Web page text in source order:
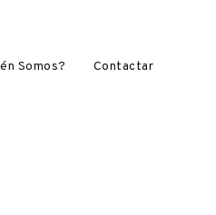
Somos? Contactar